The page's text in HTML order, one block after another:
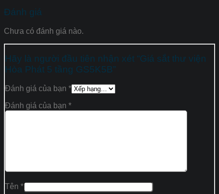
Đánh giá
Chưa có đánh giá nào.
Hãy là người đầu tiên nhận xét “Giá sắt thư viện
Hòa Phát 5 tầng GS5K5B”
Đánh giá của bạn *
Đánh giá của bạn *
Tên *